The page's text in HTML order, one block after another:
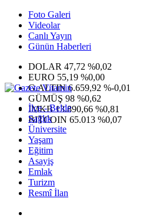
Foto Galeri
Videolar
Canlı Yayın
Günün Haberleri
DOLAR 47,72 %0,02
EURO 55,19 %0,00
G.ALTIN6.659,92 %-0,01
GÜMÜŞ 98 %0,62
IMKB13.890,66 %0,81
BITCOIN 65.013 %0,07
İlçe - Belde
Sağlık
Üniversite
Yaşam
Eğitim
Asayiş
Emlak
Turizm
Resmî İlan